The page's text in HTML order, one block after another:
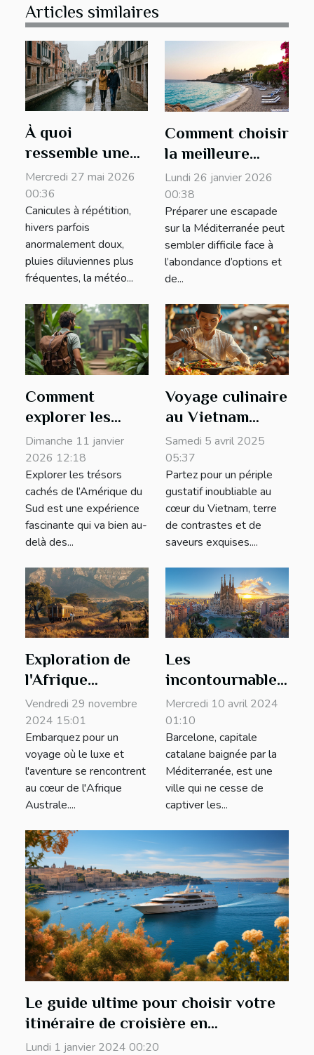
Articles similaires
À quoi
ressemble une
ville quand la
météo
bouleverse la
saison
touristique ?
Mercredi 27 mai 2026
00:36
Canicules à répétition,
hivers parfois
anormalement doux,
pluies diluviennes plus
fréquentes, la météo...
Comment choisir
la meilleure
période pour
une escapade
méditerranéenne
?
Lundi 26 janvier 2026
00:38
Préparer une escapade
sur la Méditerranée peut
sembler difficile face à
l’abondance d’options et
de...
Comment
explorer les
trésors cachés
de l'Amérique du
Sud en toute
tranquillité?
Dimanche 11 janvier
2026 12:18
Explorer les trésors
cachés de l’Amérique du
Sud est une expérience
fascinante qui va bien au-
delà des...
Voyage culinaire
au Vietnam
saveurs
authentiques et
spots méconnus
Samedi 5 avril 2025
05:37
Partez pour un périple
gustatif inoubliable au
cœur du Vietnam, terre
de contrastes et de
saveurs exquises....
Exploration de
l'Afrique
Australe en
train privé de
luxe avec guide
francophone
Vendredi 29 novembre
2024 15:01
Embarquez pour un
voyage où le luxe et
l'aventure se rencontrent
au cœur de l'Afrique
Australe....
Les
incontournables
de Barcelone :
Guide des
attractions
touristiques à
ne pas manquer
Mercredi 10 avril 2024
01:10
Barcelone, capitale
catalane baignée par la
Méditerranée, est une
ville qui ne cesse de
captiver les...
Le guide ultime pour choisir votre
itinéraire de croisière en
Méditerranée
Lundi 1 janvier 2024 00:20